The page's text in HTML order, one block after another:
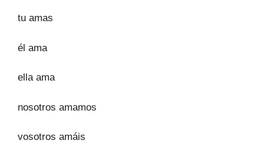
tu amas
él ama
ella ama
nosotros amamos
vosotros amáis